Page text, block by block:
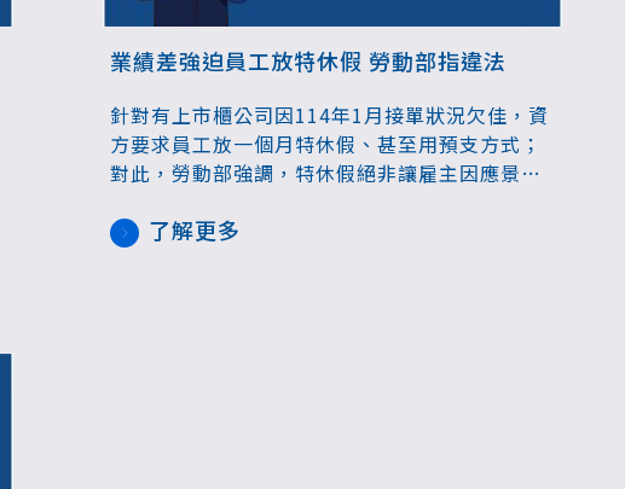
業績差強迫員工放特休假 勞動部指違法
針對有上市櫃公司因114年1月接單狀況欠佳，資
方要求員工放一個月特休假、甚至用預支方式；
對此，勞動部強調，特休假絕非讓雇主因應景氣
開罰新台幣2萬元至100萬元，甚至可依照情節輕
了解更多